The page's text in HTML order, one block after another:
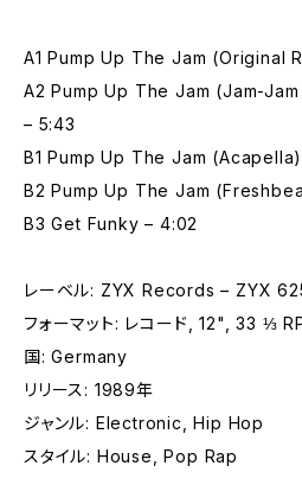
A1 Pump Up The Jam (Original
A2 Pump Up The Jam (Jam-
– 5:43
B1 Pump Up The Jam
B2 Pump Up The Jam
B3 Get Funky – 4:02
レーベル: ZYX Records – ZYX
フォーマット: レコード, 12", 33 ⅓
国: Germany
リリース: 1989年
ジャンル: Electronic, Hip Hop
スタイル: House, Pop Rap